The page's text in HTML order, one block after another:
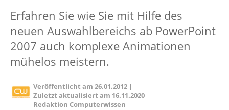
Erfahren Sie wie Sie mit Hilfe des
neuen Auswahlbereichs ab PowerPoint
2007 auch komplexe Animationen
mühelos meistern.
Veröffentlicht am26.01.2012 |
Zuletzt aktualisiert am 16.11.2020
Redaktion Computerwissen